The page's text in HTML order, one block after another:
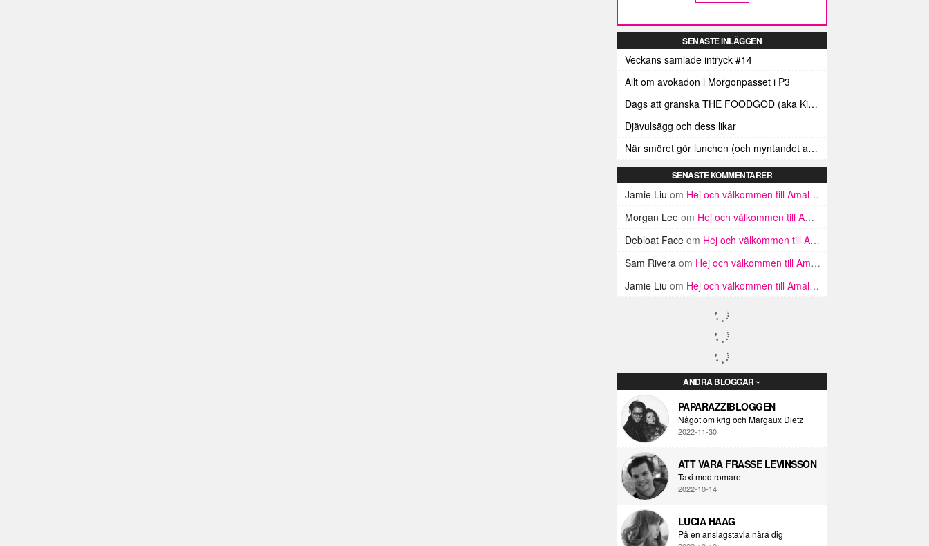
SENASTE INLÄGGEN
Veckans samlade intryck #14
Allt om avokadon i Morgonpasset i P3
Dags att granska THE FOODGOD (aka Kim Kardashians matinstagrammande bästis)
Djävulsägg och dess likar
När smöret gör lunchen (och myntandet av termen ”Smörindex”)
SENASTE KOMMENTARER
Jamie Liu om Hej och välkommen till Amalfikusten
Morgan Lee om Hej och välkommen till Amalfikusten
Debloat Face om Hej och välkommen till Amalfikusten
Sam Rivera om Hej och välkommen till Amalfikusten
Jamie Liu om Hej och välkommen till Amalfikusten
ANDRA BLOGGAR
PAPARAZZIBLOGGEN
Något om krig och Margaux Dietz
2022-11-30
ATT VARA FRASSE LEVINSSON
Taxi med romare
2022-10-14
LUCIA HAAG
På en anslagstavla nära dig